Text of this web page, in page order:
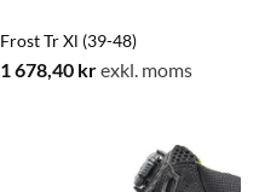
Frost Tr Xl (39-48)
1 678,40 krexkl. moms